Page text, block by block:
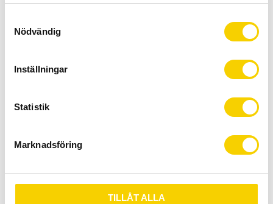
Nödvändig
Inställningar
Statistik
Marknadsföring
TILLÅT ALLA
Relaterade produkter